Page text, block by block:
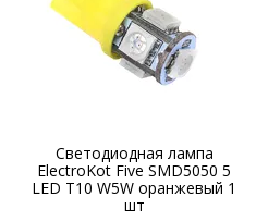
Cветодиодная лампа
ElectroKot Five SMD5050 5
LED T10 W5W оранжевый 1
шт